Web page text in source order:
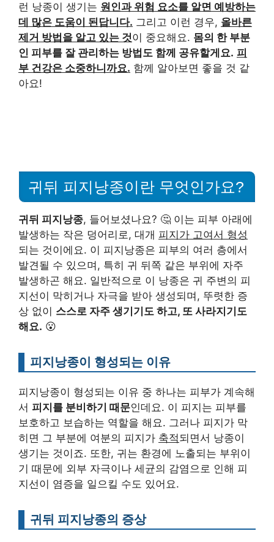
런 낭종이 생기는 원인과 위험 요소를 알면 예방하는
데 많은 도움이 된답니다. 그리고 이런 경우, 올바른
제거 방법을 알고 있는 것이 중요해요. 몸의 한 부분
인 피부를 잘 관리하는 방법도 함께 공유할게요. 피
부 건강은 소중하니까요. 함께 알아보면 좋을 것 같
아요!
귀뒤 피지낭종이란 무엇인가요?
귀뒤 피지낭종, 들어보셨나요? 🤔 이는 피부 아래에
발생하는 작은 덩어리로, 대개 피지가 고여서 형성
되는 것이에요. 이 피지낭종은 피부의 여러 층에서
발견될 수 있으며, 특히 귀 뒤쪽 같은 부위에 자주
발생하곤 해요. 일반적으로 이 낭종은 귀 주변의 피
지선이 막히거나 자극을 받아 생성되며, 뚜렷한 증
상 없이 스스로 자주 생기기도 하고, 또 사라지기도
해요. 😮
피지낭종이 형성되는 이유
피지낭종이 형성되는 이유 중 하나는 피부가 계속해
서 피지를 분비하기 때문인데요. 이 피지는 피부를
보호하고 보습하는 역할을 해요. 그러나 피지가 막
히면 그 부분에 여분의 피지가 축적되면서 낭종이
생기는 것이죠. 또한, 귀는 환경에 노출되는 부위이
기 때문에 외부 자극이나 세균의 감염으로 인해 피
지선이 염증을 일으킬 수도 있어요.
귀뒤 피지낭종의 증상